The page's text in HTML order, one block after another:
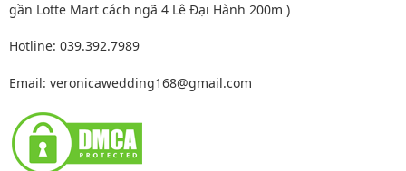
gần Lotte Mart cách ngã 4 Lê Đại Hành 200m )
Hotline: 039.392.7989
Email: veronicawedding168@gmail.com